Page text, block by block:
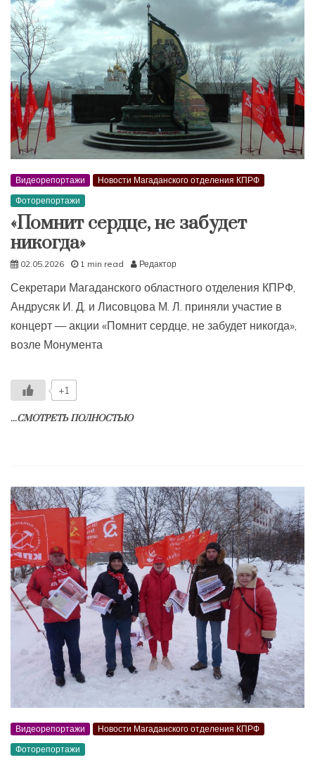
Видеорепортажи
Новости Магаданского отделения КПРФ
Фоторепортажи
«Помнит сердце, не забудет
никогда»
02.05.2026 1 min read Редактор
Секретари Магаданского областного отделения КПРФ,
Андрусяк И. Д. и Лисовцова М. Л. приняли участие в
концерт — акции «Помнит сердце, не забудет никогда»,
возле Монумента
+1
...СМОТРЕТЬ ПОЛНОСТЬЮ
Видеорепортажи
Новости Магаданского отделения КПРФ
Фоторепортажи